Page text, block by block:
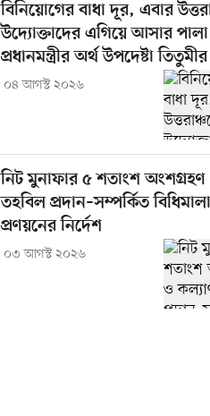
বিনিয়োগের বাধা দূর, এবার
উদ্যোক্তাদের এগিয়ে আসার
প্রধানমন্ত্রীর অর্থ উপদেষ্টা তিতুমীর
০৪ আগস্ট ২০২৬
নিট মুনাফার ৫ শতাংশ
তহবিল প্রদান–সম্পর্কিত বিধিমালা
প্রণয়নের নির্দেশ
০৩ আগস্ট ২০২৬